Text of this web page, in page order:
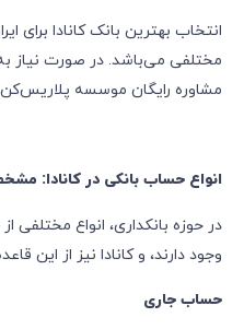
انتخاب بهترین بانک کانادا برای
مختلفی می‌باشد. در صورت نیاز
مشاوره رایگان موسسه پلاریس‌کن
انواع حساب بانکی در کانادا:
در حوزه بانکداری، انواع
وجود دارند، و کانادا نیز از این
حساب جاری